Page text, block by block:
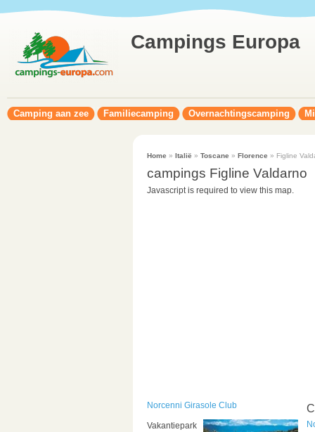
Campings Europa
Camping aan zee Familiecamping Overnachtingscamping
Home » Italië » Toscane » Florence » Figline
campings Figline Valdarno
Javascript is required to view this map.
Norcenni Girasole Club
Vakantiepark